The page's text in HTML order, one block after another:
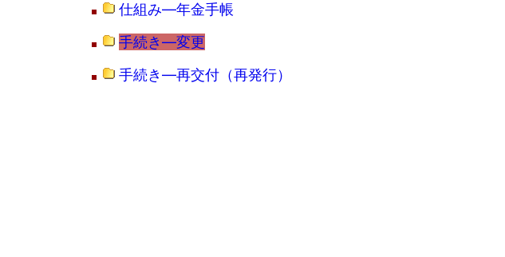
仕組み―年金手帳
手続き―変更
手続き―再交付（再発行）